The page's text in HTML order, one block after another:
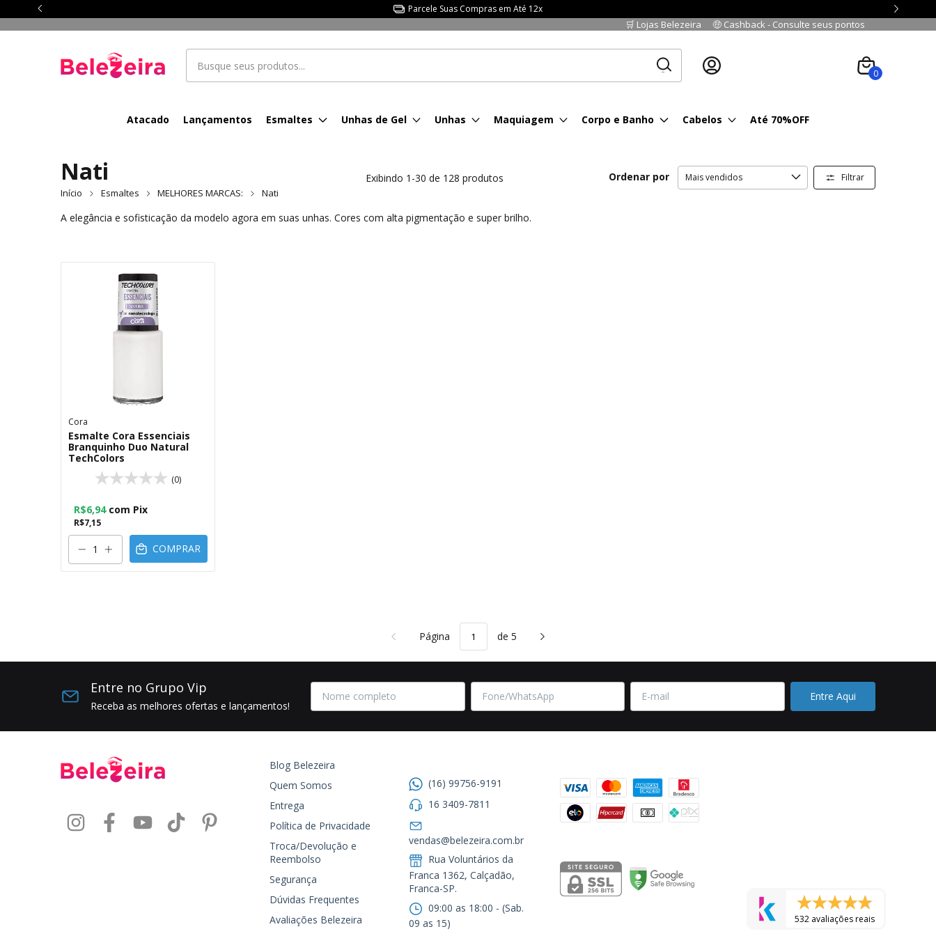
Parcele Suas Compras em Até 12x
🛒 Lojas Belezeira 🤑 Cashback - Consulte seus pontos
0
Atacado Lançamentos Esmaltes Unhas de Gel Unhas Maquiagem Corpo e Banho Cabelos Até 70%OFF
Nati
Início Esmaltes MELHORES MARCAS: Nati
Exibindo 1-30 de 128 produtos Ordenar por Filtrar
A elegância e sofisticação da modelo agora em suas unhas. Cores com alta pigmentação e super brilho.
Cora
Esmalte Cora Essenciais
Branquinho Duo Natural
TechColors
(0)
R$7,15
R$6,94 com Pix
COMPRAR
Página de 5
Entre no Grupo Vip
Receba as melhores ofertas e lançamentos!
Blog Belezeira
Quem Somos
Entrega
Política de Privacidade
Troca/Devolução e
Reembolso
Segurança
Dúvidas Frequentes
Avaliações Belezeira
(16) 99756-9191
16 3409-7811
vendas@belezeira.com.br
Rua Voluntários da
Franca 1362, Calçadão,
Franca-SP.ㅤㅤㅤㅤㅤㅤㅤㅤㅤㅤㅤ
09:00 as 18:00 - (Sab.
09 as 15)
532 avaliações reais